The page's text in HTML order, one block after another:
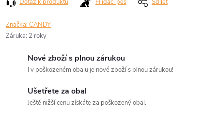
Značka:CANDY
Záruka: 2 roky
Nové zboží s plnou zárukou
I v poškozeném obalu je nové zboží s plnou zárukou!
Ušetřete za obal
Ještě nižší cenu získáte za poškozený obal.